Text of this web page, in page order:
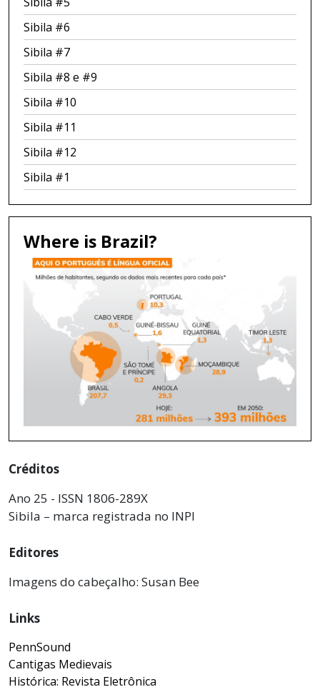
Sibila #6
Sibila #7
Sibila #8 e #9
Sibila #10
Sibila #11
Sibila #12
Sibila #1
Where is Brazil?
Créditos
Ano 25 - ISSN 1806-289X
Sibila – marca registrada no INPI
Editores
Imagens do cabeçalho: Susan Bee
Links
PennSound
Cantigas Medievais
Histórica: Revista Eletrônica